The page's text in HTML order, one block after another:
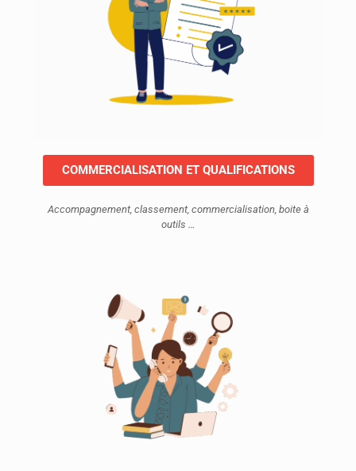
COMMERCIALISATION ET QUALIFICATIONS
Accompagnement, classement, commercialisation, boite à
outils …